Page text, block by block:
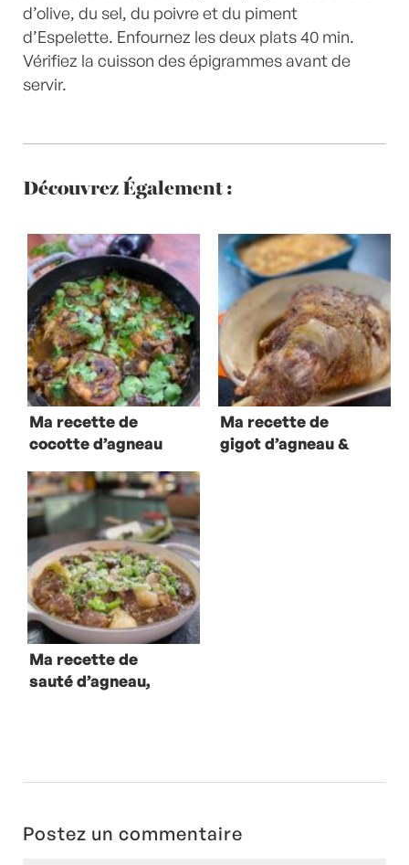
d’olive, du sel, du poivre et du piment
d’Espelette. Enfournez les deux plats 40 min.
Vérifiez la cuisson des épigrammes avant de
servir.
Découvrez Également :
Ma recette de
cocotte d’agneau
Ma recette de
gigot d’agneau &
Ma recette de
sauté d’agneau,
Postez un commentaire